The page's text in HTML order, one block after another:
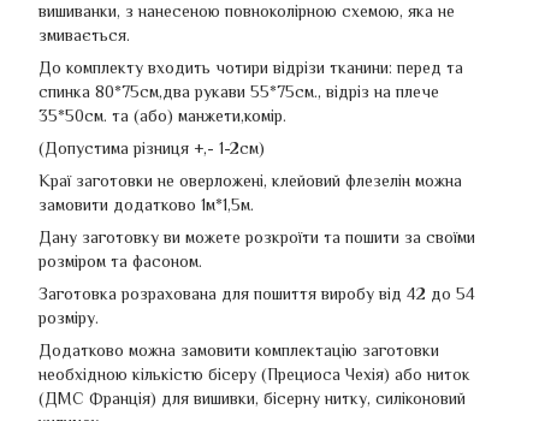
вишиванки, з нанесеною повноколірною схемою, яка не
змивається.
До комплекту входить чотири відрізи тканини: перед та
спинка 80*75см,два рукави 55*75см., відріз на плече
35*50см. та (або) манжети,комір.
(Допустима різниця +,- 1-2см)
Краї заготовки не оверложені, клейовий флезелін можна
замовити додатково 1м*1,5м.
Дану заготовку ви можете розкроїти та пошити за своїми
розміром та фасоном.
Заготовка розрахована для пошиття виробу від 42 до 54
розміру.
Додатково можна замовити комплектацію заготовки
необхідною кількістю бісеру (Прециоса Чехія) або ниток
(ДМС Франція) для вишивки, бісерну нитку, силіконовий